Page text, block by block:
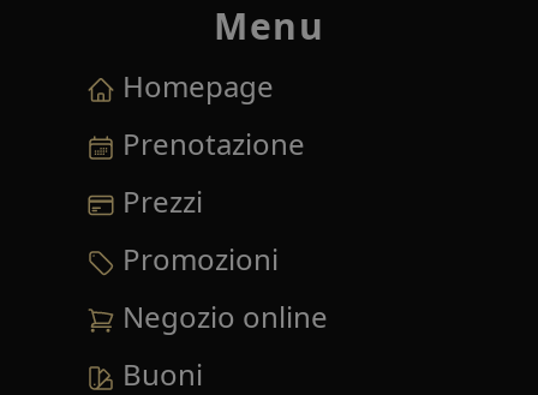
Menu
Homepage
Prenotazione
Prezzi
Promozioni
Negozio online
Buoni